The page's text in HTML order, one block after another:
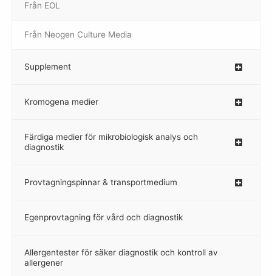
Från EOL
–
Från Neogen Culture Media
–
Supplement
–
Kromogena medier
–
Färdiga medier för mikrobiologisk analys och
diagnostik
Provtagningspinnar & transportmedium
–
Egenprovtagning för vård och diagnostik
–
Allergentester för säker diagnostik och kontroll av
allergener
–